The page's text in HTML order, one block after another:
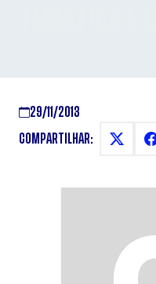
29/11/2013
COMPARTILHAR: